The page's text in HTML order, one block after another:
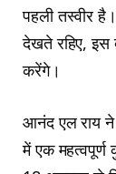
पहली तस्वीर
देखते रहिए, इस
करेंगे।
आनंद एल राय ने
में एक